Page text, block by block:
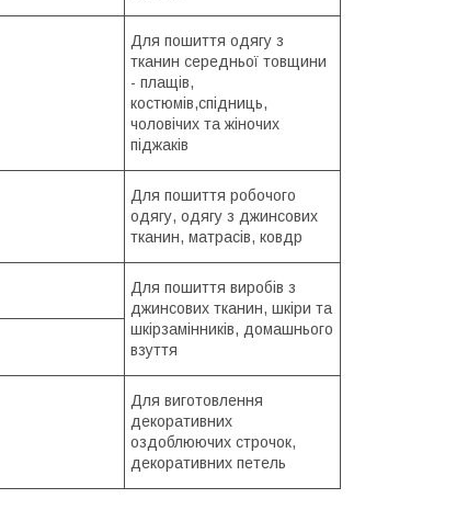
Для пошиття одягу з
тканин середньої товщини
- плащів,
костюмів,cпідниць,
чоловічих та жіночих
піджаків
Для пошиття робочого
одягу, одягу з джинсових
тканин, матрасів, ковдр
Для пошиття виробів з
джинсових тканин, шкіри та
шкірзамінників, домашнього
взуття
Для виготовлення
декоративних
оздоблюючих строчок,
декоративних петель